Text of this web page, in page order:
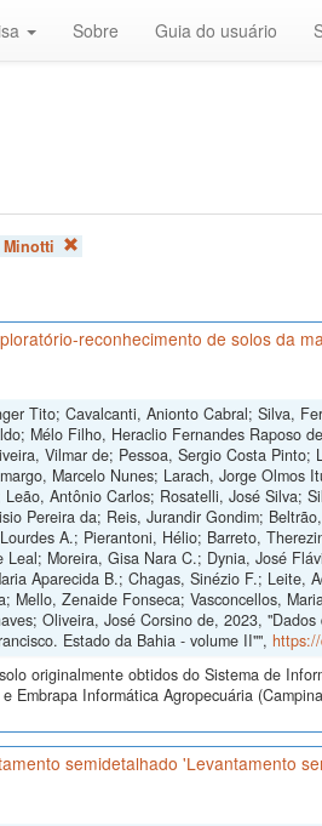
Sobre Guia do usuário
reconhecimento de solos da
Tito; Cavalcanti, Anionto Cabral; Silva,
Mélo Filho, Heraclio Fernandes Raposo
Vilmar de; Pessoa, Sergio Costa
Marcelo Nunes; Larach, Jorge
Antônio Carlos; Rosatelli, José Silva;
Pereira da; Reis, Jurandir Gondim;
A.; Pierantoni, Hélio; Barreto,
Leal; Moreira, Gisa Nara C.; Dynia, José
Aparecida B.; Chagas, Sinézio F.; Leite,
Mello, Zenaide Fonseca; Vasconcellos,
Oliveira, José Corsino de, 2023,
Estado da Bahia - volume II"",
originalmente obtidos do Sistema de
Embrapa Informática Agropecuária
semidetalhado 'Levantamento